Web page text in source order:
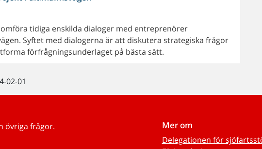
tidiga enskilda dialoger med entreprenörer
Syftet med dialogerna är att diskutera strategiska frågor
förfrågningsunderlaget på bästa sätt.
02-01
övriga frågor. Mer om
Delegationen för